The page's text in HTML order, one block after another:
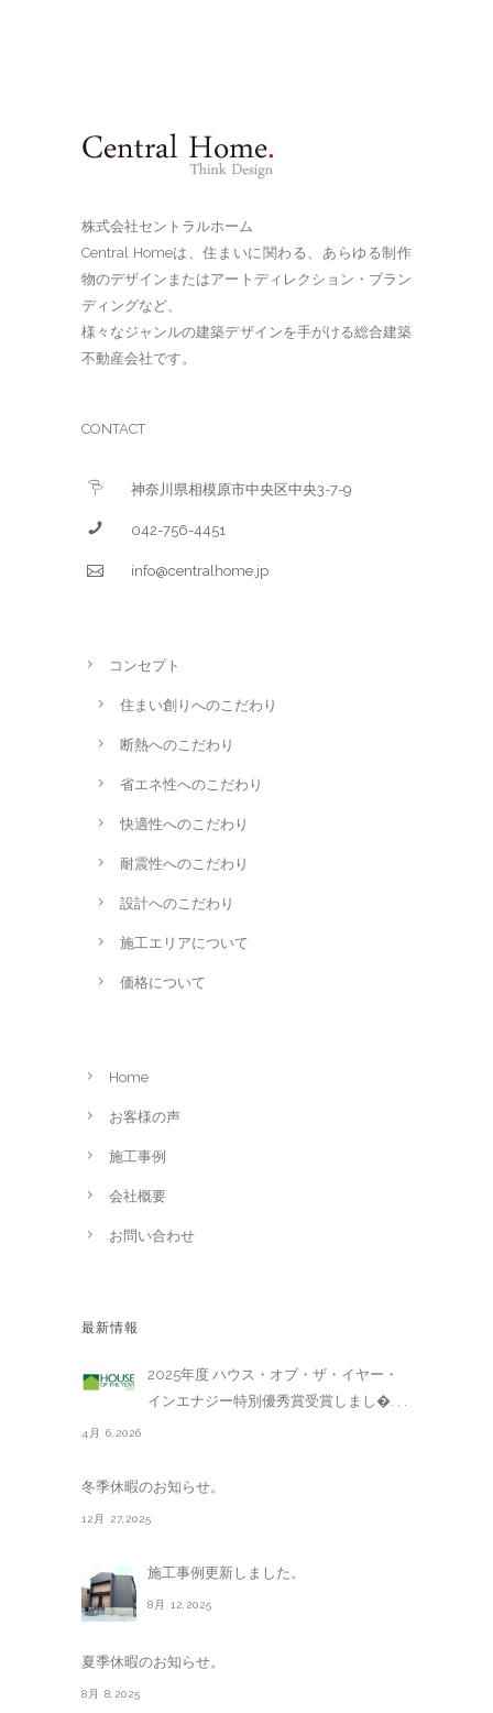
株式会社セントラルホーム
Central Homeは、住まいに関わる、あらゆる制作
物のデザインまたはアートディレクション・ブラン
ディングなど、
様々なジャンルの建築デザインを手がける総合建築
不動産会社です。
CONTACT
神奈川県相模原市中央区中央3-7-9
042-756-4451
info@centralhome.jp
コンセプト
住まい創りへのこだわり
断熱へのこだわり
省エネ性へのこだわり
快適性へのこだわり
耐震性へのこだわり
設計へのこだわり
施工エリアについて
価格について
Home
お客様の声
施工事例
会社概要
お問い合わせ
最新情報
2025年度 ハウス・オブ・ザ・イヤー・
インエナジー特別優秀賞受賞しまし�. . .
4月 6,2026
冬季休暇のお知らせ。
12月 27,2025
施工事例更新しました。
8月 12,2025
夏季休暇のお知らせ。
8月 8,2025